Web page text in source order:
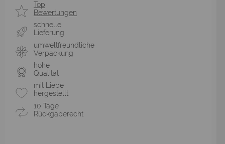
Top
Bewertungen
schnelle
Lieferung
umweltfreundliche
Verpackung
hohe
Qualität
mit Liebe
hergestellt
10 Tage
Rückgaberecht